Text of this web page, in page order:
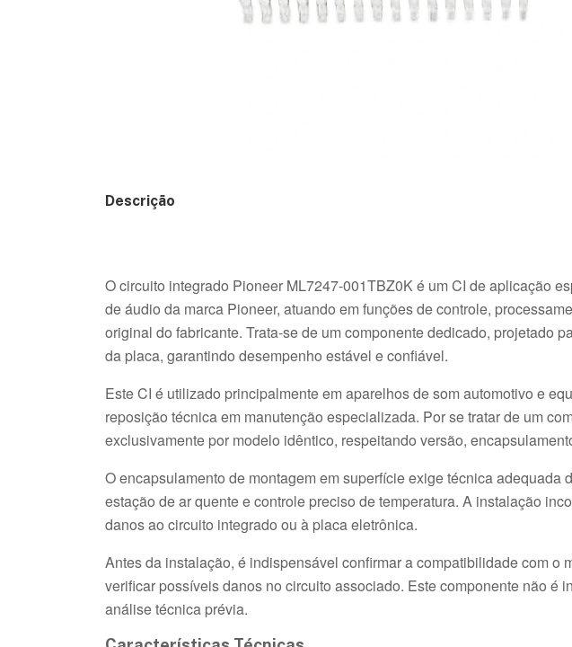
Descrição
O circuito integrado Pioneer ML7247-001TBZ0K é um CI de aplicação
de áudio da marca Pioneer, atuando em funções de controle,
original do fabricante. Trata-se de um componente dedicado, projetado
da placa, garantindo desempenho estável e confiável.
Este CI é utilizado principalmente em aparelhos de som automotivo e
reposição técnica em manutenção especializada. Por se tratar de um
exclusivamente por modelo idêntico, respeitando versão,
O encapsulamento de montagem em superfície exige técnica adequada
estação de ar quente e controle preciso de temperatura. A instalação
danos ao circuito integrado ou à placa eletrônica.
Antes da instalação, é indispensável confirmar a compatibilidade com o
verificar possíveis danos no circuito associado. Este componente não é
análise técnica prévia.